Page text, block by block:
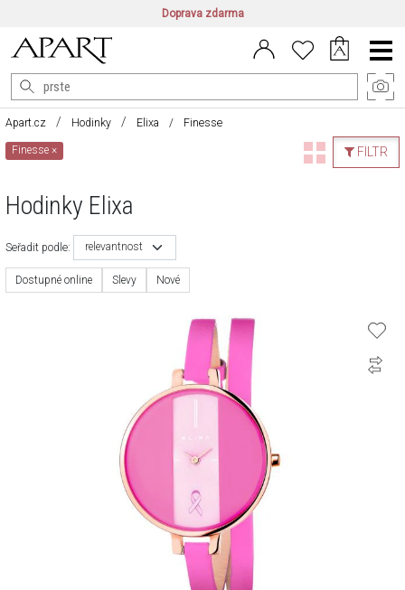
Doprava zdarma
CZ/CZK | EN/EUR PL/PLN
Main
Menu
Apart.cz Hodinky Elixa Finesse
FILTR
Finesse×
Hodinky Elixa
Seřadit podle: relevantnost
Dostupné online Slevy Nové